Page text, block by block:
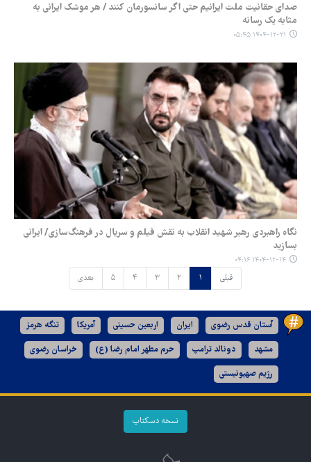
صدای حقانیت ملت ایرانیم حتی اگر سانسورمان کنند / هر موشک ایرانی به
مثابه یک رسانه
۱۴۰۴-۱۲-۲۱ ۰۵:۴۵
نگاه راهبردی رهبر شهید انقلاب به نقش فیلم و سریال در فرهنگ‌سازی/ ایرانی
بسازید
۱۴۰۴-۱۲-۱۴ ۰۴:۱۶
قبلی ۱ ۲ ۳ ۴ ۵ بعدی
آستان قدس رضوی ایران اربعین حسینی آمریکا تنگه هرمز
مشهد دونالد ترامپ حرم مطهر امام رضا (ع) خراسان رضوی
رژیم صهیونیستی
نسخه دسکتاپ